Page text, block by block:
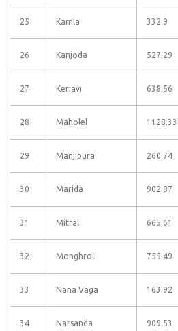
25 Kamla 332.9
26 Kanjoda 527.29
27 Keriavi 638.56
28 Maholel 1128.33
29 Manjipura 260.74
30 Marida 902.87
31 Mitral 665.61
32 Monghroli 755.49
33 Nana Vaga 163.92
34 Narsanda 909.53